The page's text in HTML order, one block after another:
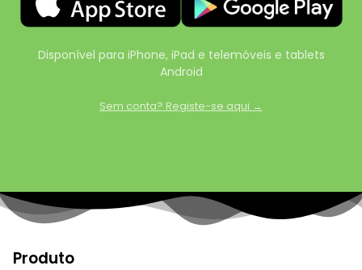
Disponível para iPhone, iPad e telemóveis e tablets
Android
Sem conta? Registe-se aqui →
Produto